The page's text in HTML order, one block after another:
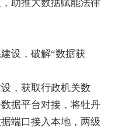
助推大数据赋能法律
设，破解“数据获
，获取行政机关数
据平台对接，将牡丹
端口接入本地，两级